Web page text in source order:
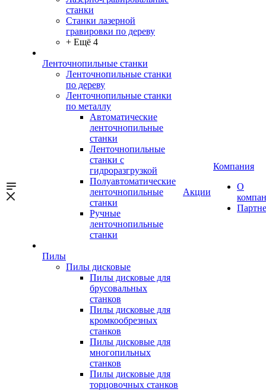
станки
Станки лазерной
гравировки по дереву
+ Ещё 4
Ленточнопильные станки
Ленточнопильные станки
по дереву
Ленточнопильные станки
по металлу
Автоматические
ленточнопильные
станки
Ленточнопильные
станки с
гидроразгрузкой
Полуавтоматические
ленточнопильные
станки
Ручные
ленточнопильные
станки
Пилы
Пилы дисковые
Пилы дисковые для
брусовальных
станков
Пилы дисковые для
кромкообрезных
станков
Пилы дисковые для
многопильных
станков
Пилы дисковые для
торцовочных станков
Акции
Компания
О